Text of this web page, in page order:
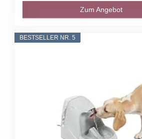
Zum Angebot
BESTSELLER NR. 5